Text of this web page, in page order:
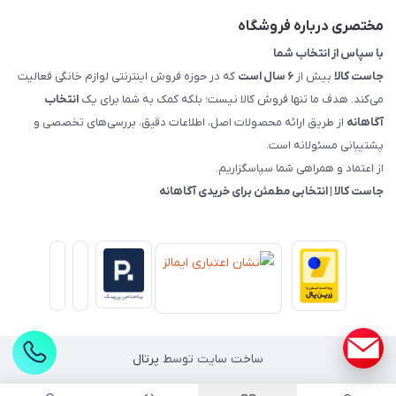
مختصری درباره فروشگاه
با سپاس از انتخاب شما
جاست کالا بیش از ۶ سال است
که در حوزه فروش اینترنتی لوازم خانگی فعالیت
می‌کند. هدف ما تنها فروش کالا نیست؛ بلکه کمک به شما برای یک انتخاب
آگاهانه از طریق ارائه محصولات اصل، اطلاعات دقیق، بررسی‌های تخصصی و
پشتیبانی مسئولانه است.
از اعتماد و همراهی شما سپاسگزاریم.
جاست کالا | انتخابی مطمئن برای خریدی آگاهانه
ساخت سایت توسط پرتال